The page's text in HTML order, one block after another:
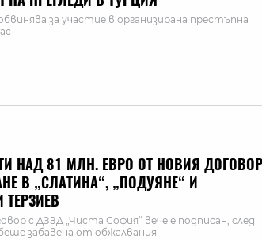
за участие в организирана престъпна
НАД 81 МЛН. ЕВРО ОТ НОВИЯ ДОГОВОР
В „СЛАТИНА“, „ПОДУЯНЕ“ И
ТЕРЗИЕВ
с ДЗЗД „Чиста София“ вече е подписан, след
забавена от обжалвания